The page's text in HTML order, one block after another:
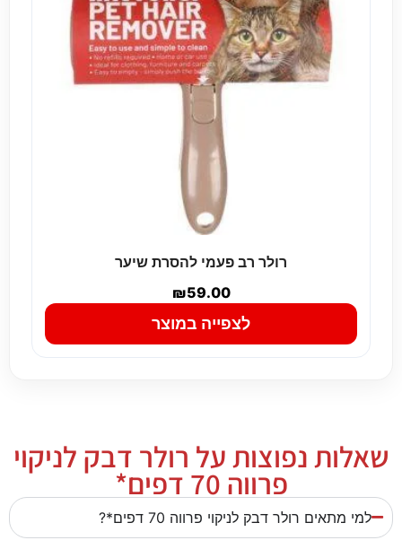
רולר רב פעמי להסרת שיער
₪59.00
לצפייה במוצר
שאלות נפוצות על רולר דבק לניקוי
פרווה 70 דפים*
למי מתאים רולר דבק לניקוי פרווה 70 דפים*?